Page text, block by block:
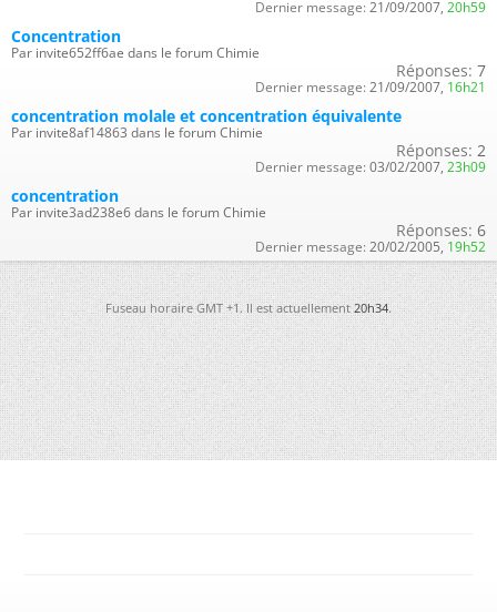
Dernier message: 21/09/2007, 20h59
Concentration
Par invite652ff6ae dans le forum Chimie
Réponses: 7
Dernier message: 21/09/2007, 16h21
concentration molale et concentration équivalente
Par invite8af14863 dans le forum Chimie
Réponses: 2
Dernier message: 03/02/2007, 23h09
concentration
Par invite3ad238e6 dans le forum Chimie
Réponses: 6
Dernier message: 20/02/2005, 19h52
Fuseau horaire GMT +1. Il est actuellement 20h34.